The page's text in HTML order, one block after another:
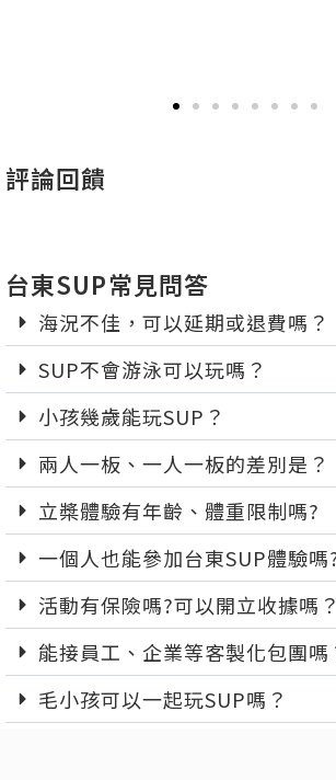
評論回饋
台東SUP常見問答
海況不佳，可以延期或退費嗎？
SUP不會游泳可以玩嗎？
小孩幾歲能玩SUP？
兩人一板、一人一板的差別是？
立槳體驗有年齡、體重限制嗎?
一個人也能參加台東SUP體驗嗎
活動有保險嗎?可以開立收據嗎？
能接員工、企業等客製化包團嗎
毛小孩可以一起玩SUP嗎？